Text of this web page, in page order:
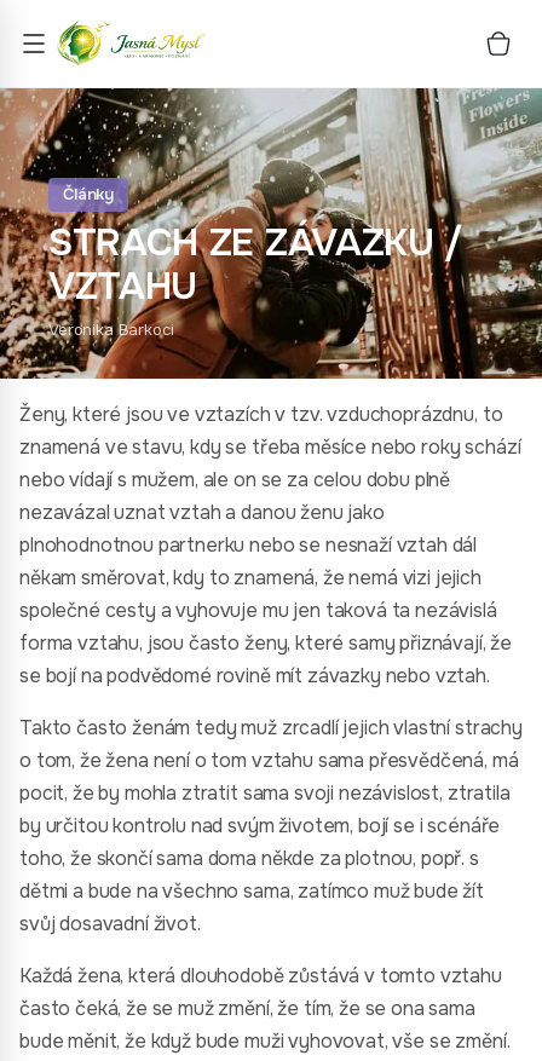
Články
STRACH ZE ZÁVAZKU /
VZTAHU
Veronika Barkoci
Ženy, které jsou ve vztazích v tzv. vzduchoprázdnu, to
znamená ve stavu, kdy se třeba měsíce nebo roky schází
nebo vídají s mužem, ale on se za celou dobu plně
nezavázal uznat vztah a danou ženu jako
plnohodnotnou partnerku nebo se nesnaží vztah dál
někam směrovat, kdy to znamená, že nemá vizi jejich
společné cesty a vyhovuje mu jen taková ta nezávislá
forma vztahu, jsou často ženy, které samy přiznávají, že
se bojí na podvědomé rovině mít závazky nebo vztah.
Takto často ženám tedy muž zrcadlí jejich vlastní strachy
o tom, že žena není o tom vztahu sama přesvědčená, má
pocit, že by mohla ztratit sama svoji nezávislost, ztratila
by určitou kontrolu nad svým životem, bojí se i scénáře
toho, že skončí sama doma někde za plotnou, popř. s
dětmi a bude na všechno sama, zatímco muž bude žít
svůj dosavadní život.
Každá žena, která dlouhodobě zůstává v tomto vztahu
často čeká, že se muž změní, že tím, že se ona sama
bude měnit, že když bude muži vyhovovat, vše se změní.